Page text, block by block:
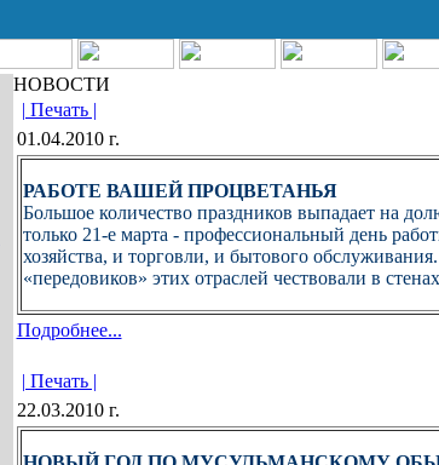
НОВОСТИ
| Печать |
01.04.2010 г.
РАБОТЕ ВАШЕЙ ПРОЦВЕТАНЬЯ
Большое количество праздников выпадает на
только 21-е марта - профессиональный день
хозяйства, и торговли, и бытового
«передовиков» этих отраслей чествовали в
Подробнее...
| Печать |
22.03.2010 г.